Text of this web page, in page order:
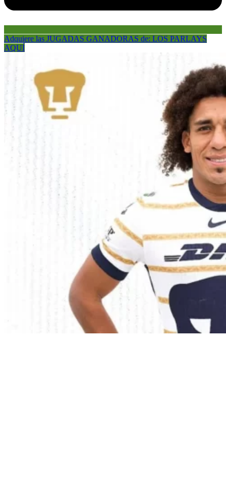
Adquiere las JUGADAS GANADORAS de: LOS PARLAYS
AQUÍ